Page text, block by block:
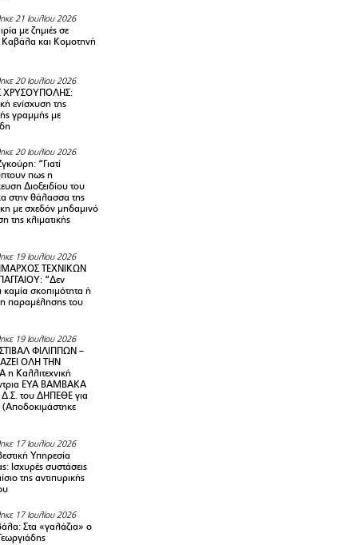
21 Ιουλίου 2026
με ζημιές σε
και Κομοτηνή
20 Ιουλίου 2026
ΧΡΥΣΟΥΠΟΛΗΣ:
ενίσχυση της
γραμμής με
20 Ιουλίου 2026
“Γιατί
πως η
Διοξειδίου του
στην θάλασσα της
με σχεδόν μηδαμινό
της κλιματικής
19 Ιουλίου 2026
ΤΕΧΝΙΚΩΝ
“Δεν
καμία σκοπιμότητα ή
παραμέλησης του
19 Ιουλίου 2026
ΦΙΛΙΠΠΩΝ –
ΟΛΗ ΤΗΝ
η Καλλιτεχνική
ΕΥΑ ΒΑΜΒΑΚΑ
Δ.Σ. του ΔΗΠΕΘΕ για
(Αποδοκιμάστηκε
17 Ιουλίου 2026
Υπηρεσία
Ισχυρές συστάσεις
της αντιπυρικής
17 Ιουλίου 2026
Στα «γαλάζια» ο